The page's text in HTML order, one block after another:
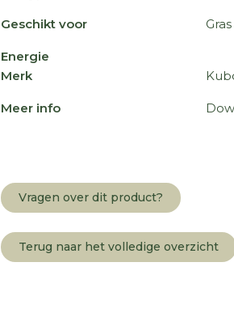
Geschikt voor Gras
Energie
Merk
Meer info
Vragen over dit product?
Terug naar het volledige overzicht